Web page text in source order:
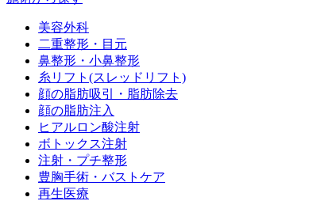
美容外科
二重整形・目元
鼻整形・小鼻整形
糸リフト(スレッドリフト)
顔の脂肪吸引・脂肪除去
顔の脂肪注入
ヒアルロン酸注射
ボトックス注射
注射・プチ整形
豊胸手術・バストケア
再生医療